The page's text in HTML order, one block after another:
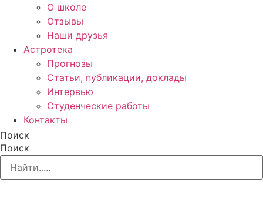
О школе
Отзывы
Наши друзья
Астротека
Прогнозы
Статьи, публикации, доклады
Интервью
Студенческие работы
Контакты
Поиск
Поиск